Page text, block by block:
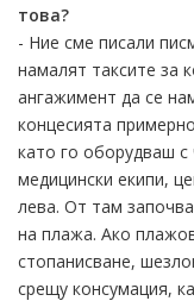
това?
- Ние сме писали
намалят таксите за
ангажимент да се
концесията
като го оборудваш с
медицински екипи,
лева. От там
на плажа. Ако
стопанисване,
срещу консумация,